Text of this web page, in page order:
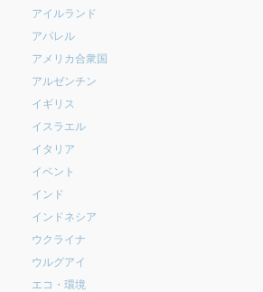
アイルランド
アパレル
アメリカ合衆国
アルゼンチン
イギリス
イスラエル
イタリア
イベント
インド
インドネシア
ウクライナ
ウルグアイ
エコ・環境